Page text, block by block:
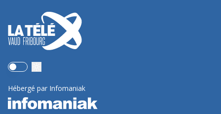
Use setting
Hébergé par Infomaniak